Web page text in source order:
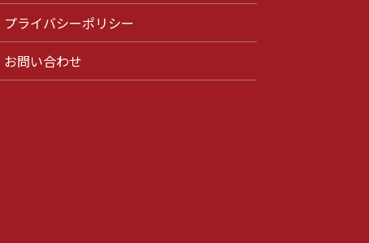
プライバシーポリシー
お問い合わせ